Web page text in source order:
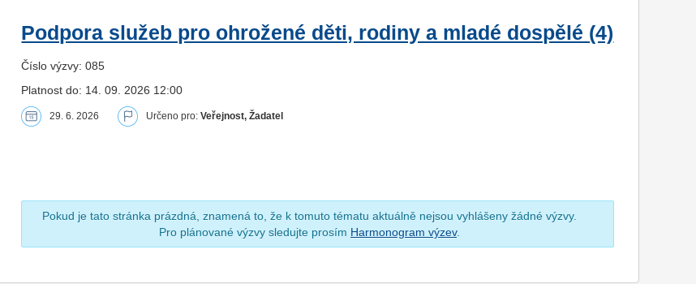
Podpora služeb pro ohrožené děti, rodiny a mladé dospělé (4)
Číslo výzvy: 085
Platnost do: 14. 09. 2026 12:00
29. 6. 2026 Určeno pro:Veřejnost, Žadatel
Pokud je tato stránka prázdná, znamená to, že k tomuto tématu aktuálně nejsou vyhlášeny žádné výzvy.
Pro plánované výzvy sledujte prosím Harmonogram výzev.